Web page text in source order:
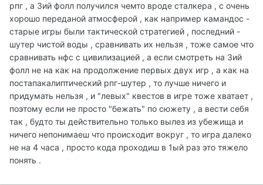
рпг , а 3ий фолл получился чемто вроде сталкера , с очень
хорошо переданой атмосферой , как например камандос -
старые игры были тактической стратегией , последний -
шутер чистой воды , сравнивать их нельзя , тоже самое что
сравнивать нфс с цивилизацией , а если смотреть на 3ий
фолл не на как на продолжение первых двух игр , а как на
постапакалиптический рпг-шутер , то лучше ничего и
придумать нельзя , и "левых" квестов в игре тоже хватает ,
поэтому если не просто "бежать" по сюжету , а вести себя
так , будто ты действительно только вылез из убежища и
ничего непонимаеш что происходит вокруг , то игра далеко
не на 4 часа , просто кода проходиш в 1ый раз это тяжело
понять .